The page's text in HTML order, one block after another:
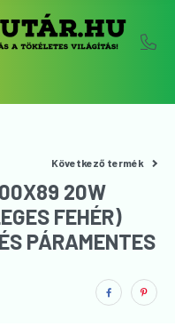
Következő termék
20W
FEHÉR)
PÁRAMENTES